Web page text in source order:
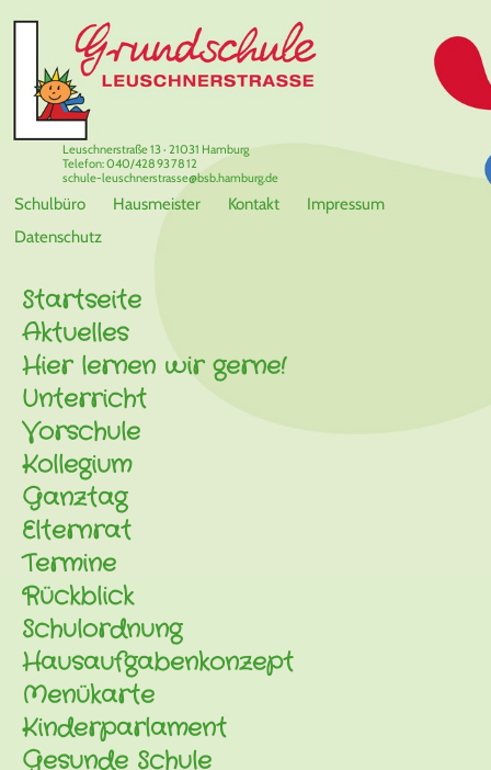
Schulbüro Hausmeister Kontakt
Impressum
Datenschutz
Leuschnerstraße 13 · 21031 Hamburg
Telefon: 040/428 93 78 12
schule-leuschnerstrasse@bsb.hamburg.de
Startseite
Aktuelles
Hier lernen wir gerne!
Unterricht
Vorschule
Kollegium
Ganztag
Elternrat
Termine
Rückblick
Schulordnung
Hausaufgabenkonzept
Menükarte
Kinderparlament
Gesunde Schule